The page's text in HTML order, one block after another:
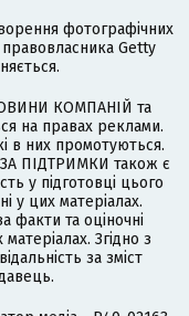
фотографічних
правовласника Getty
КОМПАНІЙ та
на правах реклами.
в них промотуються.
ПІДТРИМКИ також є
у підготовці цього
у цих матеріалах.
факти та оціночні
Згідно з
за зміст